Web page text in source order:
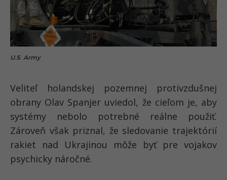
U.S. Army
Veliteľ holandskej pozemnej protivzdušnej
obrany Olav Spanjer uviedol, že cieľom je, aby
systémy nebolo potrebné reálne použiť.
Zároveň však priznal, že sledovanie trajektórií
rakiet nad Ukrajinou môže byť pre vojakov
psychicky náročné.